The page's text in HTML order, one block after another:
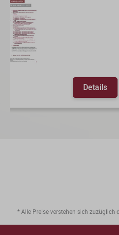
Details
* Alle Preise verstehen sich zuzüglich